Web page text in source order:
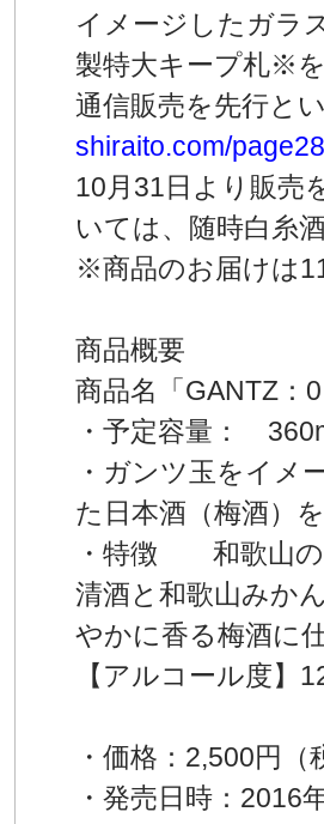
イメージしたガラ
製特大キープ札※
通信販売を先行と
shiraito.com/page28
10月31日より販売
いては、随時白糸
※商品のお届けは
商品概要
商品名「GANTZ
・予定容量：
・ガンツ玉をイメ
た日本酒（梅酒）
・特徴 和歌山の
清酒と和歌山みか
やかに香る梅酒に
【アルコール度】
・価格：2,500円（
・発売日時：2016